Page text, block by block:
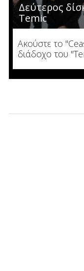
Δεύτερος
Temic
Ακούστε το
διάδοχο του